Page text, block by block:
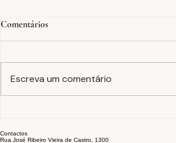
sustentabilidade no fim do
Comentários
Escreva um comentário
Contactos
Rua José Ribeiro Vieira de Castro, 1300